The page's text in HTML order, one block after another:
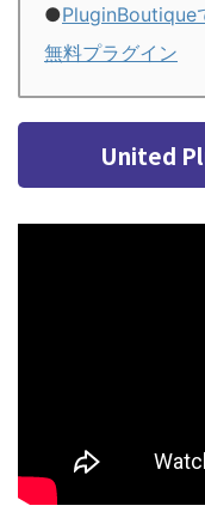
●PluginBoutique
無料プラグイン
United